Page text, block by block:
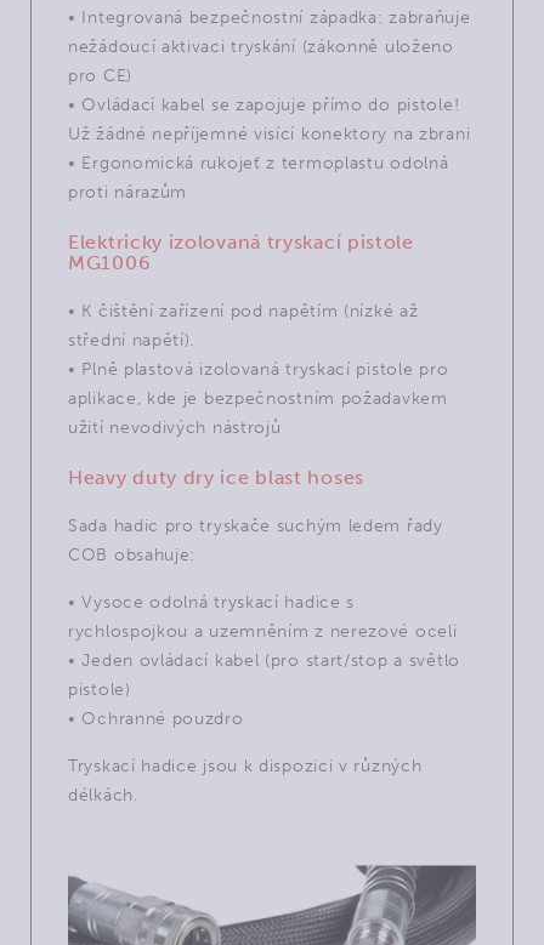
• Integrovaná bezpečnostní západka: zabraňuje
nežádoucí aktivaci tryskání (zákonně uloženo
pro CE)
• Ovládací kabel se zapojuje přímo do pistole!
Už žádné nepříjemné visící konektory na zbrani
• Ergonomická rukojeť z termoplastu odolná
proti nárazům
Elektricky izolovaná tryskací pistole
MG1006
• K čištění zařízení pod napětím (nízké až
střední napětí).
• Plně plastová izolovaná tryskací pistole pro
aplikace, kde je bezpečnostním požadavkem
užití nevodivých nástrojů
Heavy duty dry ice blast hoses
Sada hadic pro tryskače suchým ledem řady
COB obsahuje:
• Vysoce odolná tryskací hadice s
rychlospojkou a uzemněním z nerezové oceli
• Jeden ovládací kabel (pro start/stop a světlo
pistole)
• Ochranné pouzdro
Tryskací hadice jsou k dispozici v různých
délkách.